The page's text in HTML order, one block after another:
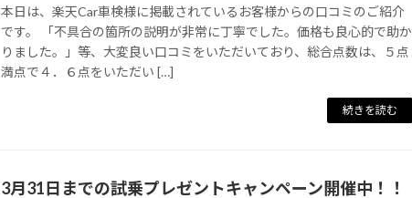
本日は、楽天Car車検様に掲載されているお客様からの口コミのご紹介
です。 「不具合の箇所の説明が非常に丁寧でした。価格も良心的で助か
りました。」等、大変良い口コミをいただいており、総合点数は、５点
満点で４．６点をいただい […]
続きを読む
3月31日までの試乗プレゼントキャンペーン開催中！！